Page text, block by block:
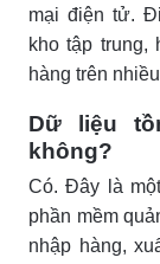
mại điện tử.
kho tập trung,
hàng trên
Dữ liệu
không?
Có. Đây là
phần mềm
nhập hàng,